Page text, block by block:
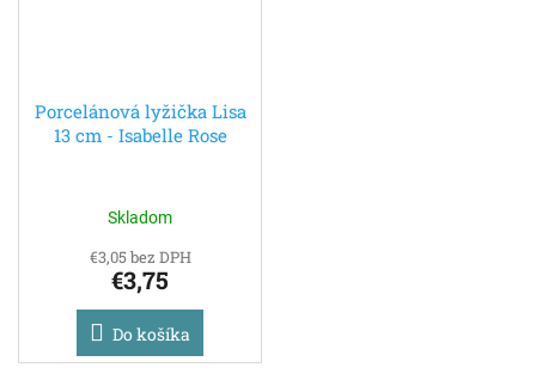
Porcelánová lyžička Lisa
13 cm - Isabelle Rose
Skladom
€3,05 bez DPH
€3,75
Do košíka